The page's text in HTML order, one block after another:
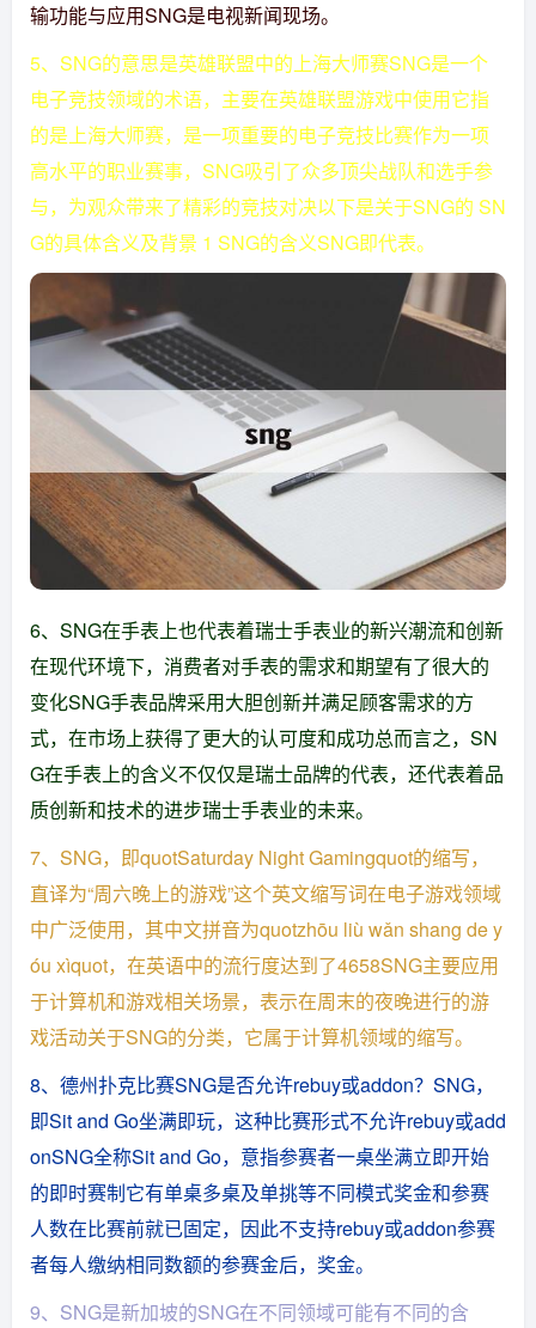
输功能与应用SNG是电视新闻现场。
5、SNG的意思是英雄联盟中的上海大师赛SNG是一个
电子竞技领域的术语，主要在英雄联盟游戏中使用它指
的是上海大师赛，是一项重要的电子竞技比赛作为一项
高水平的职业赛事，SNG吸引了众多顶尖战队和选手参
与，为观众带来了精彩的竞技对决以下是关于SNG的 SN
G的具体含义及背景 1 SNG的含义SNG即代表。
6、SNG在手表上也代表着瑞士手表业的新兴潮流和创新
在现代环境下，消费者对手表的需求和期望有了很大的
变化SNG手表品牌采用大胆创新并满足顾客需求的方
式，在市场上获得了更大的认可度和成功总而言之，SN
G在手表上的含义不仅仅是瑞士品牌的代表，还代表着品
质创新和技术的进步瑞士手表业的未来。
7、SNG，即quotSaturday Night Gamingquot的缩写，
直译为“周六晚上的游戏”这个英文缩写词在电子游戏领域
中广泛使用，其中文拼音为quotzhōu liù wǎn shang de y
óu xìquot，在英语中的流行度达到了4658SNG主要应用
于计算机和游戏相关场景，表示在周末的夜晚进行的游
戏活动关于SNG的分类，它属于计算机领域的缩写。
8、德州扑克比赛SNG是否允许rebuy或addon？SNG，
即Sit and Go坐满即玩，这种比赛形式不允许rebuy或add
onSNG全称Sit and Go，意指参赛者一桌坐满立即开始
的即时赛制它有单桌多桌及单挑等不同模式奖金和参赛
人数在比赛前就已固定，因此不支持rebuy或addon参赛
者每人缴纳相同数额的参赛金后，奖金。
9、SNG是新加坡的SNG在不同领域可能有不同的含